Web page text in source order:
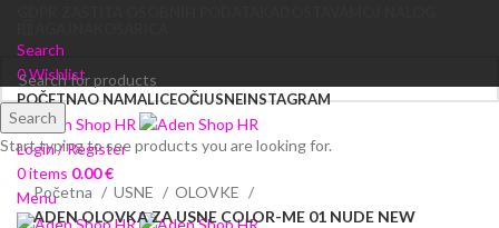
Search
0Wishlist
POČETNAO NAMALICEOČIUSNEINSTAGRAM
Login / Register
0items 0.00€
Menu
Click to enlarge
Početna
USNE
OLOVKE
ADEN OLOVKA ZA USNE COLOR-ME 01 NUDE NEW
Search
Start typing to see products you are looking for.